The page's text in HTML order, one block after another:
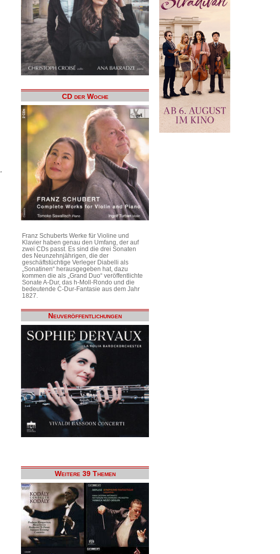
CD der Woche
Franz Schuberts Werke für Violine und
Klavier haben genau den Umfang, der auf
zwei CDs passt. Es sind die drei Sonaten
des Neunzehnjährigen, die der
geschäftstüchtige Verleger Diabelli als
„Sonatinen“ herausgegeben hat, dazu
kommen die als „Grand Duo“ veröffentlichte
Sonate A-Dur, das h-Moll-Rondo und die
bedeutende C-Dur-Fantasie aus dem Jahr
1827.
Neuveröffentlichungen
Weitere 39 Themen